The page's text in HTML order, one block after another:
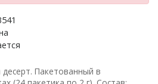
десерт. Пакетованный в